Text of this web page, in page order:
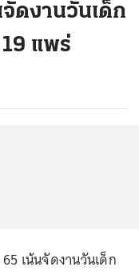
ดงานวันเด็ก
แพร่
เน้นจัดงานวันเด็ก